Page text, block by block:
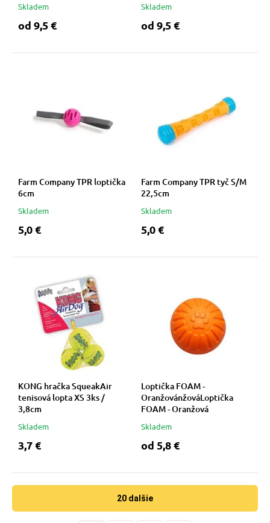
Skladem
od 9,5 €
Skladem
od 9,5 €
Farm Company TPR loptička
6cm
Skladem
5,0 €
Farm Company TPR tyč S/M
22,5cm
Skladem
5,0 €
KONG hračka SqueakAir
tenisová lopta XS 3ks /
3,8cm
Skladem
3,7 €
Loptička FOAM -
OranžovánžováLoptička
FOAM - Oranžová
Skladem
od 5,8 €
20 dalšie